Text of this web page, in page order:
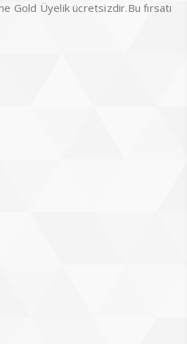
Gold Üyelik ücretsizdir.Bu fırsatı